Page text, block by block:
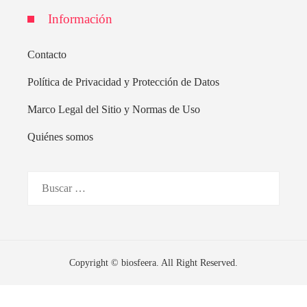
Información
Contacto
Política de Privacidad y Protección de Datos
Marco Legal del Sitio y Normas de Uso
Quiénes somos
Copyright © biosfeera. All Right Reserved.